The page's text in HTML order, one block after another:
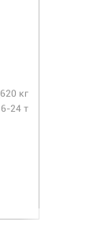
620 кг
24 т